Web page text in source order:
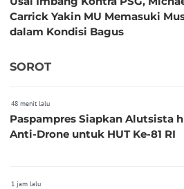
Carrick Yakin MU Memasuki
dalam Kondisi Bagus
SOROT
48 menit lalu
Paspampres Siapkan Alutsista
Anti-Drone untuk HUT Ke-81 RI
1 jam lalu